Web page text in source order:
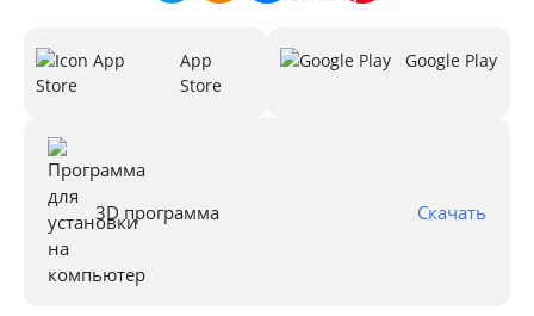
App
Store
Google Play
3D программа Скачать